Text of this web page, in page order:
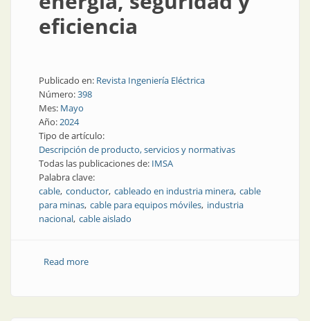
eficiencia
Publicado en: Revista Ingeniería Eléctrica
Número:398
Mes: Mayo
Año:2024
Tipo de artículo:
Descripción de producto, servicios y normativas
Todas las publicaciones de: IMSA
Palabra clave:
cable conductor cableado en industria minera cable
para minas cable para equipos móviles industria
nacional cable aislado
Read moreabout Para la minería: energía, seguridad y eficiencia